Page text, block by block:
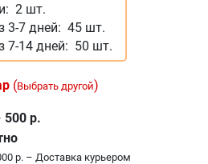
2 шт.
3-7 дней: 45 шт.
7-14 дней: 50 шт.
(Выбрать другой)
500 р.
р. – Доставка курьером